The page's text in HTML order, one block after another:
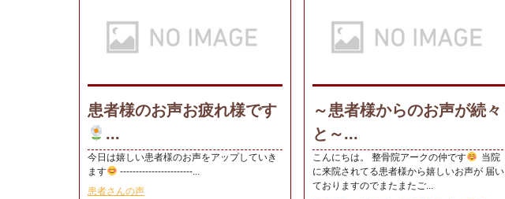
患者様のお声お疲れ様です
...
今日は嬉しい患者様のお声をアップしていき
ます
-----------------------...
患者さんの声
～患者様からのお声が続々
と～...
こんにちは。 整骨院アークの仲です
当院
に来院されてる患者様から嬉しいお声が 届い
ておりますのでまたまたご...